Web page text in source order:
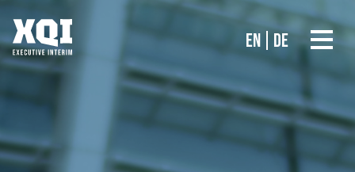
EN DE